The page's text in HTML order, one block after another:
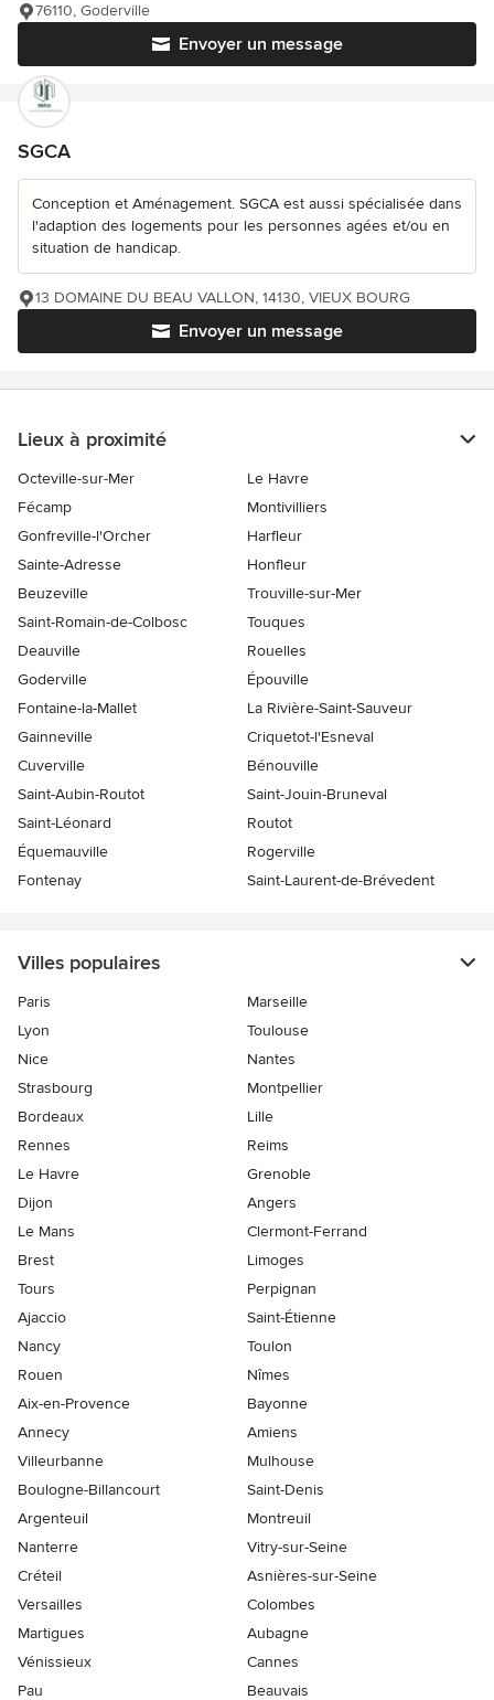
Envoyer un message
76110, Goderville
SGCA
Conception et Aménagement. SGCA est aussi spécialisée dans
l'adaption des logements pour les personnes agées et/ou en
situation de handicap.
Envoyer un message
13 DOMAINE DU BEAU VALLON, 14130, VIEUX BOURG
Lieux à proximité
Octeville-sur-Mer
Le Havre
Fécamp
Montivilliers
Gonfreville-l'Orcher
Harfleur
Sainte-Adresse
Honfleur
Beuzeville
Trouville-sur-Mer
Saint-Romain-de-Colbosc
Touques
Deauville
Rouelles
Goderville
Épouville
Fontaine-la-Mallet
La Rivière-Saint-Sauveur
Gainneville
Criquetot-l'Esneval
Cuverville
Bénouville
Saint-Aubin-Routot
Saint-Jouin-Bruneval
Saint-Léonard
Routot
Équemauville
Rogerville
Fontenay
Saint-Laurent-de-Brévedent
Villes populaires
Paris
Marseille
Lyon
Toulouse
Nice
Nantes
Strasbourg
Montpellier
Bordeaux
Lille
Rennes
Reims
Le Havre
Grenoble
Dijon
Angers
Le Mans
Clermont-Ferrand
Brest
Limoges
Tours
Perpignan
Ajaccio
Saint-Étienne
Nancy
Toulon
Rouen
Nîmes
Aix-en-Provence
Bayonne
Annecy
Amiens
Villeurbanne
Mulhouse
Boulogne-Billancourt
Saint-Denis
Argenteuil
Montreuil
Nanterre
Vitry-sur-Seine
Créteil
Asnières-sur-Seine
Versailles
Colombes
Martigues
Aubagne
Vénissieux
Cannes
Pau
Beauvais